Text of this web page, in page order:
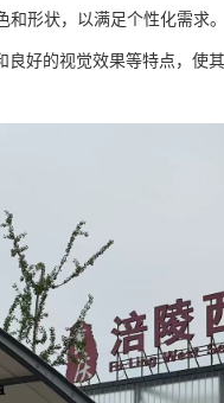
形状，以满足个性化需求。
好的视觉效果等特点，使